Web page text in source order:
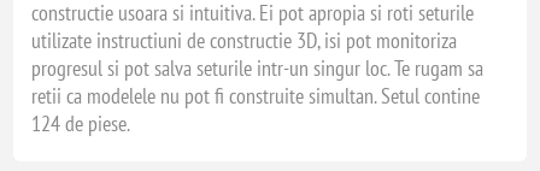
constructie usoara si intuitiva. Ei pot apropia si roti seturile
utilizate instructiuni de constructie 3D, isi pot monitoriza
progresul si pot salva seturile intr-un singur loc. Te rugam sa
retii ca modelele nu pot fi construite simultan. Setul contine
124 de piese.